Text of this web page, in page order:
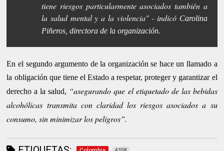
tiene riesgos particularmente asociados también a
la salud mental y a la violencia" - indicóCarolina
Piñeros, directora de la organización.
En el segundo argumento de la organización se hace un llamado a
la obligación que tiene el Estado a respetar, proteger y garantizar el
derecho a la salud, “asegurando que el etiquetado de las bebidas
alcohólicas transmita con claridad los riesgos asociados a su
consumo, sin minimizar los peligros”.